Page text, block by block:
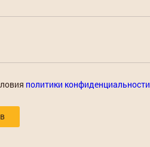
политики конфиденциальности